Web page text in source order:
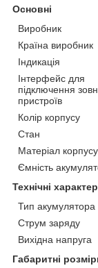
Основні
Виробник
Країна виробник
Індикація
Інтерфейс для
підключення
пристроїв
Колір корпусу
Стан
Матеріал корпусу
Ємність
Технічні
Тип акумулятора
Струм заряду
Вихідна напруга
Габаритні